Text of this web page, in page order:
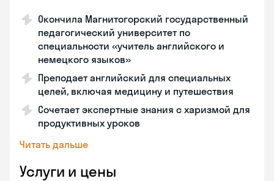
Окончила Магнитогорский государственный
педагогический университет по
специальности «учитель английского и
немецкого языков»
Преподает английский для специальных
целей, включая медицину и путешествия
Сочетает экспертные знания с харизмой для
продуктивных уроков
Читать дальше
Услуги и цены